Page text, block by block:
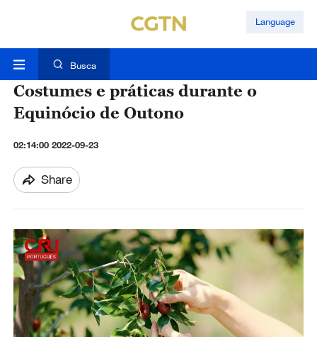
Language
Busca
Costumes e práticas durante o
Equinócio de Outono
02:14:00 2022-09-23
Share